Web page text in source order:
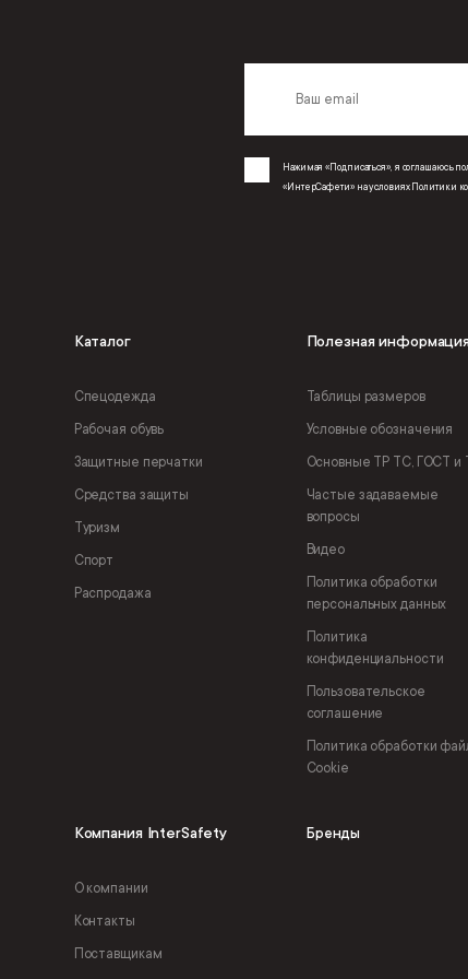
Нажимая «Подписаться», я соглашаюсь
«ИнтерСафети» на условиях Политики
Каталог
Спецодежда
Рабочая обувь
Защитные перчатки
Средства защиты
Туризм
Спорт
Распродажа
Полезная
Таблицы размеров
Условные обозначения
Основные ТР ТС, ГОСТ и
Частые задаваемые
вопросы
Видео
Политика обработки
персональных данных
Политика
конфиденциальности
Пользовательское
соглашение
Политика обработки
Cookie
Компания InterSafety
О компании
Контакты
Поставщикам
Бренды